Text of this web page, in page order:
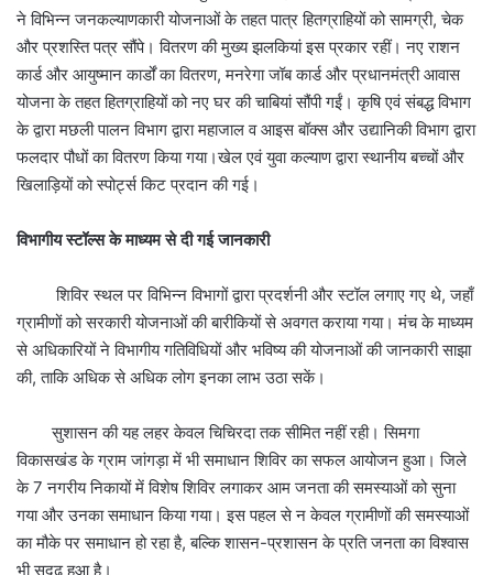
ने विभिन्न जनकल्याणकारी योजनाओं के तहत पात्र हितग्राहियों को सामग्री, चेक
और प्रशस्ति पत्र सौंपे। वितरण की मुख्य झलकियां इस प्रकार रहीं। नए राशन
कार्ड और आयुष्मान कार्डों का वितरण, मनरेगा जॉब कार्ड और प्रधानमंत्री आवास
योजना के तहत हितग्राहियों को नए घर की चाबियां सौंपी गईं। कृषि एवं संबद्ध विभाग
के द्वारा मछली पालन विभाग द्वारा महाजाल व आइस बॉक्स और उद्यानिकी विभाग द्वारा
फलदार पौधों का वितरण किया गया।खेल एवं युवा कल्याण द्वारा स्थानीय बच्चों और
खिलाड़ियों को स्पोर्ट्स किट प्रदान की गई।
विभागीय स्टॉल्स के माध्यम से दी गई जानकारी
शिविर स्थल पर विभिन्न विभागों द्वारा प्रदर्शनी और स्टॉल लगाए गए थे, जहाँ
ग्रामीणों को सरकारी योजनाओं की बारीकियों से अवगत कराया गया। मंच के माध्यम
से अधिकारियों ने विभागीय गतिविधियों और भविष्य की योजनाओं की जानकारी साझा
की, ताकि अधिक से अधिक लोग इनका लाभ उठा सकें।
सुशासन की यह लहर केवल चिचिरदा तक सीमित नहीं रही। सिमगा
विकासखंड के ग्राम जांगड़ा में भी समाधान शिविर का सफल आयोजन हुआ। जिले
के 7 नगरीय निकायों में विशेष शिविर लगाकर आम जनता की समस्याओं को सुना
गया और उनका समाधान किया गया। इस पहल से न केवल ग्रामीणों की समस्याओं
का मौके पर समाधान हो रहा है, बल्कि शासन-प्रशासन के प्रति जनता का विश्वास
भी सुदृढ़ हुआ है।